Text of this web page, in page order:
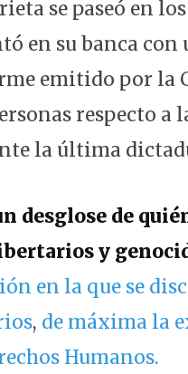
se paseó en
en su banca
emitido por la
respecto a
la última
desglose de
y
en la que se
, de máxima la
Humanos.